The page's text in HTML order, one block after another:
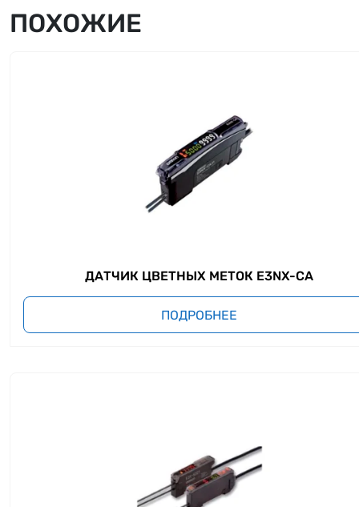
ПОХОЖИЕ
ДАТЧИК ЦВЕТНЫХ МЕТОК E3NX-CA
ПОДРОБНЕЕ